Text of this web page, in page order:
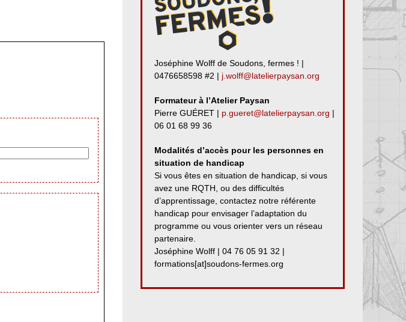
Joséphine Wolff de Soudons, fermes ! |
0476658598 #2 | j.wolff@latelierpaysan.org
Formateur à l’Atelier Paysan
Pierre GUÉRET | p.gueret@latelierpaysan.org |
06 01 68 99 36
Modalités d’accès pour les personnes en
situation de handicap
Si vous êtes en situation de handicap, si vous
avez une RQTH, ou des difficultés
d’apprentissage, contactez notre référente
handicap pour envisager l’adaptation du
programme ou vous orienter vers un réseau
partenaire.
Joséphine Wolff | 04 76 05 91 32 |
formations[at]soudons-fermes.org